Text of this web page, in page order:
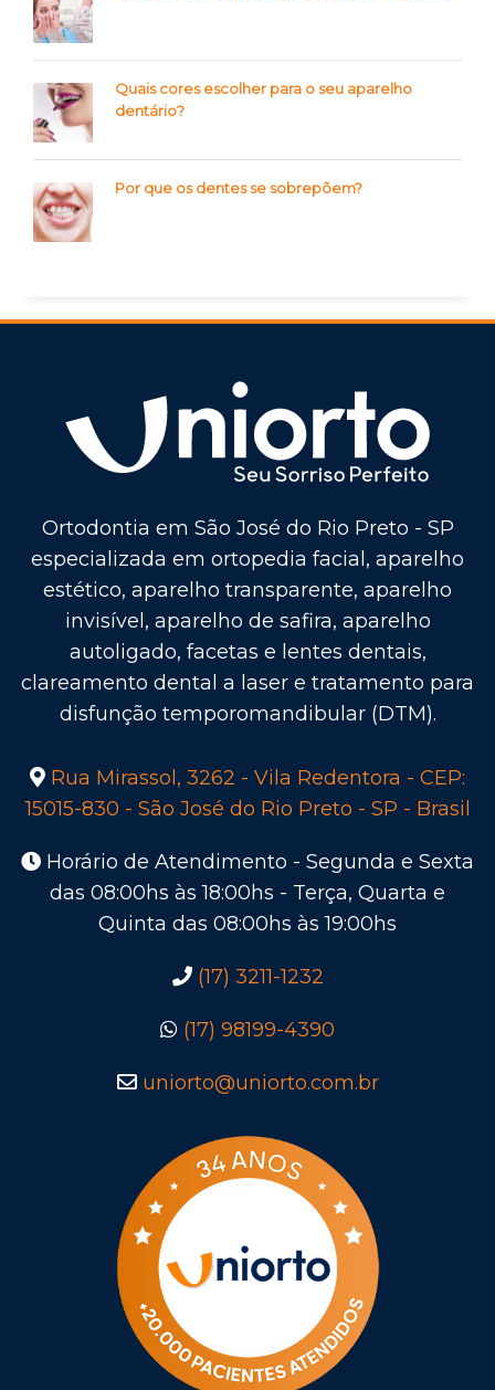
Quais cores escolher para o seu aparelho
dentário?
Por que os dentes se sobrepõem?
Ortodontia em São José do Rio Preto - SP
especializada em ortopedia facial, aparelho
estético, aparelho transparente, aparelho
invisível, aparelho de safira, aparelho
autoligado, facetas e lentes dentais,
clareamento dental a laser e tratamento para
disfunção temporomandibular (DTM).
Rua Mirassol, 3262 - Vila Redentora - CEP:
15015-830 - São José do Rio Preto - SP - Brasil
Horário de Atendimento - Segunda e Sexta
das 08:00hs às 18:00hs - Terça, Quarta e
Quinta das 08:00hs às 19:00hs
(17) 3211-1232
(17) 98199-4390
uniorto@uniorto.com.br